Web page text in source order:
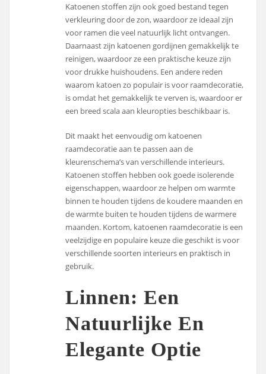
Katoenen stoffen zijn ook goed bestand tegen
verkleuring door de zon, waardoor ze ideaal zijn
voor ramen die veel natuurlijk licht ontvangen.
Daarnaast zijn katoenen gordijnen gemakkelijk te
reinigen, waardoor ze een praktische keuze zijn
voor drukke huishoudens. Een andere reden
waarom katoen zo populair is voor raamdecoratie,
is omdat het gemakkelijk te verven is, waardoor er
een breed scala aan kleuropties beschikbaar is.
Dit maakt het eenvoudig om katoenen
raamdecoratie aan te passen aan de
kleurenschema’s van verschillende interieurs.
Katoenen stoffen hebben ook goede isolerende
eigenschappen, waardoor ze helpen om warmte
binnen te houden tijdens de koudere maanden en
de warmte buiten te houden tijdens de warmere
maanden. Kortom, katoenen raamdecoratie is een
veelzijdige en populaire keuze die geschikt is voor
verschillende soorten interieurs en praktisch in
gebruik.
Linnen: Een
Natuurlijke En
Elegante Optie